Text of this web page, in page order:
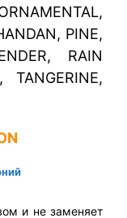
PINE,
RAIN
и не заменяет